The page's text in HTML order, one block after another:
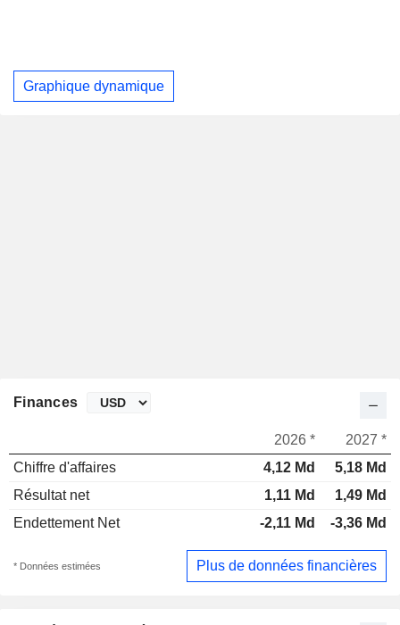
Graphique dynamique
Finances
2026 *
2027 *
Chiffre d'affaires
4,12 Md
5,18 Md
Résultat net
1,11 Md
1,49 Md
Endettement Net
-2,11 Md -3,36 Md
* Données estimées Plus de données financières